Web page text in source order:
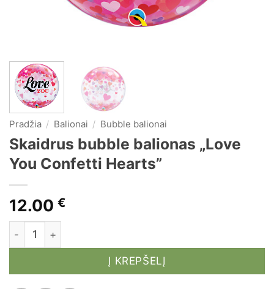
Pradžia / Balionai / Bubble balionai
Skaidrus bubble balionas „Love
You Confetti Hearts”
12.00 €
produkto kiekis: Skaidrus bubble balionas "Love
Į KREPŠELĮ